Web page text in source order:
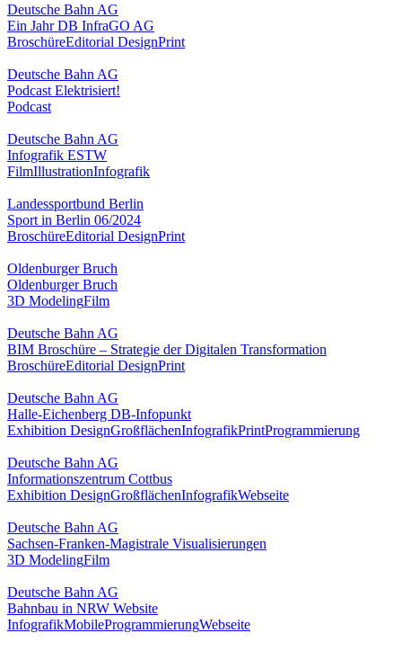
Deutsche Bahn AG
Ein Jahr DB InfraGO AG
BroschüreEditorial DesignPrint
Deutsche Bahn AG
Podcast Elektrisiert!
Podcast
Deutsche Bahn AG
Infografik ESTW
FilmIllustrationInfografik
Landessportbund Berlin
Sport in Berlin 06/2024
BroschüreEditorial DesignPrint
Oldenburger Bruch
Oldenburger Bruch
3D ModelingFilm
Deutsche Bahn AG
BIM Broschüre – Strategie der Digitalen Transformation
BroschüreEditorial DesignPrint
Deutsche Bahn AG
Halle-Eichenberg DB-Infopunkt
Exhibition DesignGroßflächenInfografikPrintProgrammierung
Deutsche Bahn AG
Informationszentrum Cottbus
Exhibition DesignGroßflächenInfografikWebseite
Deutsche Bahn AG
Sachsen-Franken-Magistrale Visualisierungen
3D ModelingFilm
Deutsche Bahn AG
Bahnbau in NRW Website
InfografikMobileProgrammierungWebseite